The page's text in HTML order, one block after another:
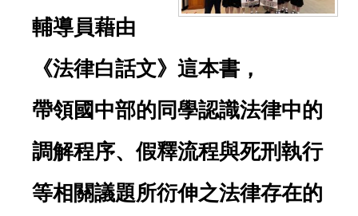
輔導員藉由
《法律白話文》這本書，
帶領國中部的同學認識法律中的
調解程序、假釋流程與死刑執行
等相關議題所衍伸之法律存在的